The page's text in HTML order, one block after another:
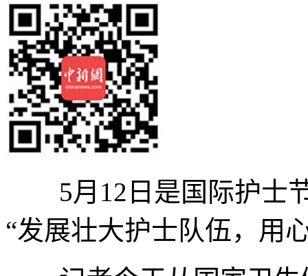
5月12日是国际护士节
“发展壮大护士队伍，用